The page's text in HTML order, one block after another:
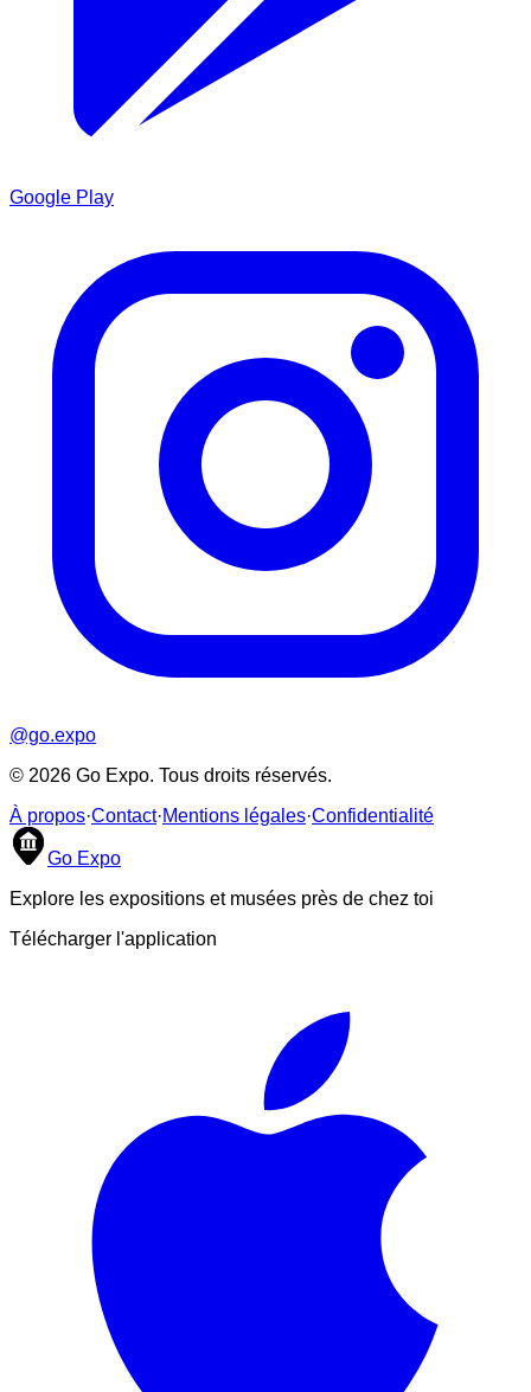
Google Play
@go.expo
© 2026 Go Expo. Tous droits réservés.
À propos·Contact·Mentions légales·Confidentialité
Go Expo
Explore les expositions et musées près de chez toi
Télécharger l'application